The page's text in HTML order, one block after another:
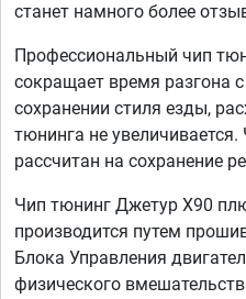
станет намного более
Профессиональный чип
сокращает время разгона
сохранении стиля езды,
тюнинга не увеличивается.
рассчитан на сохранение
Чип тюнинг Джетур Х90
производится путем
Блока Управления
физического